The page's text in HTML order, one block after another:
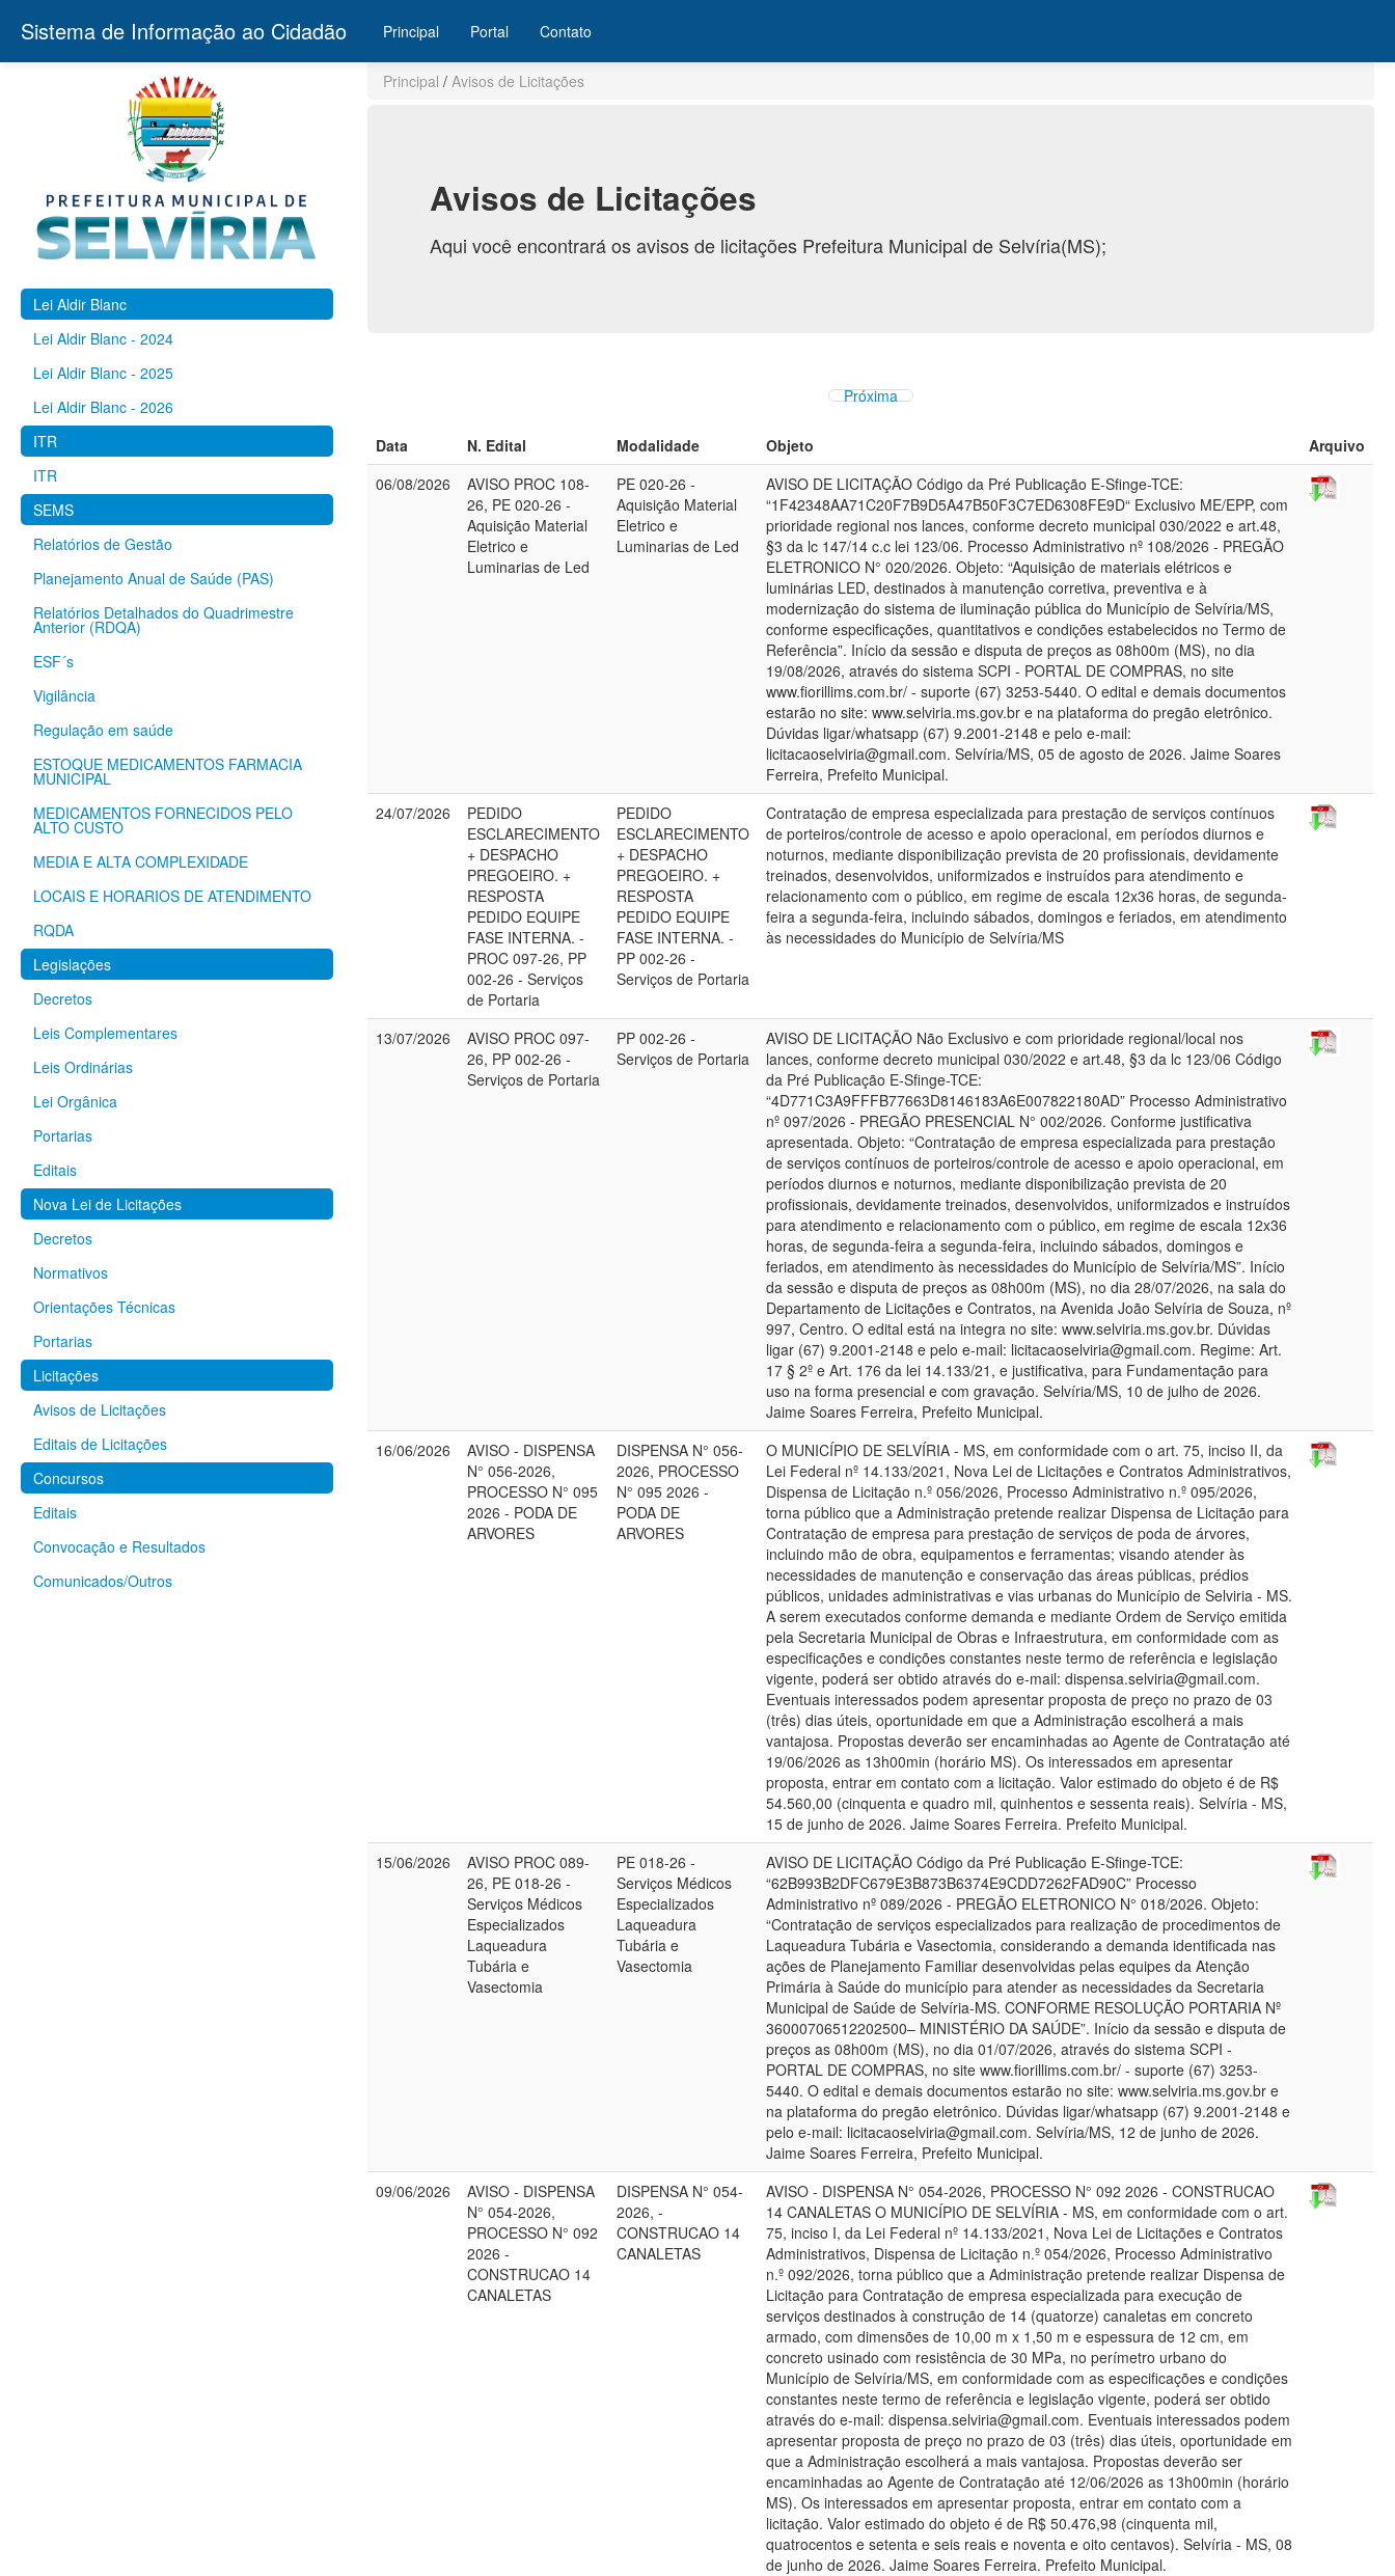
Sistema de Informação ao Cidadão Principal Portal Contato
Lei Aldir Blanc
Lei Aldir Blanc - 2024
Lei Aldir Blanc - 2025
Lei Aldir Blanc - 2026
ITR
ITR
SEMS
Relatórios de Gestão
Planejamento Anual de Saúde (PAS)
Relatórios Detalhados do Quadrimestre
Anterior (RDQA)
ESF´s
Vigilância
Regulação em saúde
ESTOQUE MEDICAMENTOS FARMACIA
MUNICIPAL
MEDICAMENTOS FORNECIDOS PELO
ALTO CUSTO
MEDIA E ALTA COMPLEXIDADE
LOCAIS E HORARIOS DE ATENDIMENTO
RQDA
Legislações
Decretos
Leis Complementares
Leis Ordinárias
Lei Orgânica
Portarias
Editais
Nova Lei de Licitações
Decretos
Normativos
Orientações Técnicas
Portarias
Licitações
Avisos de Licitações
Editais de Licitações
Concursos
Editais
Convocação e Resultados
Comunicados/Outros
Principal / Avisos de Licitações
Avisos de Licitações
Aqui você encontrará os avisos de licitações Prefeitura Municipal de Selvíria(MS);
Próxima
Data N. Edital Modalidade Objeto
Arquivo
06/08/2026
AVISO PROC 108-
26, PE 020-26 -
Aquisição Material
Eletrico e
Luminarias de Led
PE 020-26 -
Aquisição Material
Eletrico e
Luminarias de Led
AVISO DE LICITAÇÃO Código da Pré Publicação E-Sfinge-TCE:
“1F42348AA71C20F7B9D5A47B50F3C7ED6308FE9D“ Exclusivo ME/EPP, com
prioridade regional nos lances, conforme decreto municipal 030/2022 e art.48,
§3 da lc 147/14 c.c lei 123/06. Processo Administrativo nº 108/2026 - PREGÃO
ELETRONICO N° 020/2026. Objeto: “Aquisição de materiais elétricos e
luminárias LED, destinados à manutenção corretiva, preventiva e à
modernização do sistema de iluminação pública do Município de Selvíria/MS,
conforme especificações, quantitativos e condições estabelecidos no Termo de
Referência”. Início da sessão e disputa de preços as 08h00m (MS), no dia
19/08/2026, através do sistema SCPI - PORTAL DE COMPRAS, no site
www.fiorillims.com.br/ - suporte (67) 3253-5440. O edital e demais documentos
estarão no site: www.selviria.ms.gov.br e na plataforma do pregão eletrônico.
Dúvidas ligar/whatsapp (67) 9.2001-2148 e pelo e-mail:
licitacaoselviria@gmail.com. Selvíria/MS, 05 de agosto de 2026. Jaime Soares
Ferreira, Prefeito Municipal.
24/07/2026
PEDIDO
ESCLARECIMENTO
+ DESPACHO
PREGOEIRO. +
RESPOSTA
PEDIDO EQUIPE
FASE INTERNA. -
PROC 097-26, PP
002-26 - Serviços
de Portaria
PEDIDO
ESCLARECIMENTO
+ DESPACHO
PREGOEIRO. +
RESPOSTA
PEDIDO EQUIPE
FASE INTERNA. -
PP 002-26 -
Serviços de Portaria
Contratação de empresa especializada para prestação de serviços contínuos
de porteiros/controle de acesso e apoio operacional, em períodos diurnos e
noturnos, mediante disponibilização prevista de 20 profissionais, devidamente
treinados, desenvolvidos, uniformizados e instruídos para atendimento e
relacionamento com o público, em regime de escala 12x36 horas, de segunda-
feira a segunda-feira, incluindo sábados, domingos e feriados, em atendimento
às necessidades do Município de Selvíria/MS
13/07/2026
AVISO PROC 097-
26, PP 002-26 -
Serviços de Portaria
PP 002-26 -
Serviços de Portaria
AVISO DE LICITAÇÃO Não Exclusivo e com prioridade regional/local nos
lances, conforme decreto municipal 030/2022 e art.48, §3 da lc 123/06 Código
da Pré Publicação E-Sfinge-TCE:
“4D771C3A9FFFB77663D8146183A6E007822180AD” Processo Administrativo
nº 097/2026 - PREGÃO PRESENCIAL N° 002/2026. Conforme justificativa
apresentada. Objeto: “Contratação de empresa especializada para prestação
de serviços contínuos de porteiros/controle de acesso e apoio operacional, em
períodos diurnos e noturnos, mediante disponibilização prevista de 20
profissionais, devidamente treinados, desenvolvidos, uniformizados e instruídos
para atendimento e relacionamento com o público, em regime de escala 12x36
horas, de segunda-feira a segunda-feira, incluindo sábados, domingos e
feriados, em atendimento às necessidades do Município de Selvíria/MS”. Início
da sessão e disputa de preços as 08h00m (MS), no dia 28/07/2026, na sala do
Departamento de Licitações e Contratos, na Avenida João Selvíria de Souza, nº
997, Centro. O edital está na integra no site: www.selviria.ms.gov.br. Dúvidas
ligar (67) 9.2001-2148 e pelo e-mail: licitacaoselviria@gmail.com. Regime: Art.
17 § 2º e Art. 176 da lei 14.133/21, e justificativa, para Fundamentação para
uso na forma presencial e com gravação. Selvíria/MS, 10 de julho de 2026.
Jaime Soares Ferreira, Prefeito Municipal.
16/06/2026
AVISO - DISPENSA
N° 056-2026,
PROCESSO N° 095
2026 - PODA DE
ARVORES
DISPENSA N° 056-
2026, PROCESSO
N° 095 2026 -
PODA DE
ARVORES
O MUNICÍPIO DE SELVÍRIA - MS, em conformidade com o art. 75, inciso II, da
Lei Federal nº 14.133/2021, Nova Lei de Licitações e Contratos Administrativos,
Dispensa de Licitação n.º 056/2026, Processo Administrativo n.º 095/2026,
torna público que a Administração pretende realizar Dispensa de Licitação para
Contratação de empresa para prestação de serviços de poda de árvores,
incluindo mão de obra, equipamentos e ferramentas; visando atender às
necessidades de manutenção e conservação das áreas públicas, prédios
públicos, unidades administrativas e vias urbanas do Município de Selviria - MS.
A serem executados conforme demanda e mediante Ordem de Serviço emitida
pela Secretaria Municipal de Obras e Infraestrutura, em conformidade com as
especificações e condições constantes neste termo de referência e legislação
vigente, poderá ser obtido através do e-mail: dispensa.selviria@gmail.com.
Eventuais interessados podem apresentar proposta de preço no prazo de 03
(três) dias úteis, oportunidade em que a Administração escolherá a mais
vantajosa. Propostas deverão ser encaminhadas ao Agente de Contratação até
19/06/2026 as 13h00min (horário MS). Os interessados em apresentar
proposta, entrar em contato com a licitação. Valor estimado do objeto é de R$
54.560,00 (cinquenta e quadro mil, quinhentos e sessenta reais). Selvíria - MS,
15 de junho de 2026. Jaime Soares Ferreira. Prefeito Municipal.
15/06/2026
AVISO PROC 089-
26, PE 018-26 -
Serviços Médicos
Especializados
Laqueadura
Tubária e
Vasectomia
PE 018-26 -
Serviços Médicos
Especializados
Laqueadura
Tubária e
Vasectomia
AVISO DE LICITAÇÃO Código da Pré Publicação E-Sfinge-TCE:
“62B993B2DFC679E3B873B6374E9CDD7262FAD90C” Processo
Administrativo nº 089/2026 - PREGÃO ELETRONICO N° 018/2026. Objeto:
“Contratação de serviços especializados para realização de procedimentos de
Laqueadura Tubária e Vasectomia, considerando a demanda identificada nas
ações de Planejamento Familiar desenvolvidas pelas equipes da Atenção
Primária à Saúde do município para atender as necessidades da Secretaria
Municipal de Saúde de Selvíria-MS. CONFORME RESOLUÇÃO PORTARIA Nº
36000706512202500– MINISTÉRIO DA SAÚDE”. Início da sessão e disputa de
preços as 08h00m (MS), no dia 01/07/2026, através do sistema SCPI -
PORTAL DE COMPRAS, no site www.fiorillims.com.br/ - suporte (67) 3253-
5440. O edital e demais documentos estarão no site: www.selviria.ms.gov.br e
na plataforma do pregão eletrônico. Dúvidas ligar/whatsapp (67) 9.2001-2148 e
pelo e-mail: licitacaoselviria@gmail.com. Selvíria/MS, 12 de junho de 2026.
Jaime Soares Ferreira, Prefeito Municipal.
09/06/2026
AVISO - DISPENSA
N° 054-2026,
PROCESSO N° 092
2026 -
CONSTRUCAO 14
CANALETAS
DISPENSA N° 054-
2026, -
CONSTRUCAO 14
CANALETAS
AVISO - DISPENSA N° 054-2026, PROCESSO N° 092 2026 - CONSTRUCAO
14 CANALETAS O MUNICÍPIO DE SELVÍRIA - MS, em conformidade com o art.
75, inciso I, da Lei Federal nº 14.133/2021, Nova Lei de Licitações e Contratos
Administrativos, Dispensa de Licitação n.º 054/2026, Processo Administrativo
n.º 092/2026, torna público que a Administração pretende realizar Dispensa de
Licitação para Contratação de empresa especializada para execução de
serviços destinados à construção de 14 (quatorze) canaletas em concreto
armado, com dimensões de 10,00 m x 1,50 m e espessura de 12 cm, em
concreto usinado com resistência de 30 MPa, no perímetro urbano do
Município de Selvíria/MS, em conformidade com as especificações e condições
constantes neste termo de referência e legislação vigente, poderá ser obtido
através do e-mail: dispensa.selviria@gmail.com. Eventuais interessados podem
apresentar proposta de preço no prazo de 03 (três) dias úteis, oportunidade em
que a Administração escolherá a mais vantajosa. Propostas deverão ser
encaminhadas ao Agente de Contratação até 12/06/2026 as 13h00min (horário
MS). Os interessados em apresentar proposta, entrar em contato com a
licitação. Valor estimado do objeto é de R$ 50.476,98 (cinquenta mil,
quatrocentos e setenta e seis reais e noventa e oito centavos). Selvíria - MS, 08
de junho de 2026. Jaime Soares Ferreira. Prefeito Municipal.